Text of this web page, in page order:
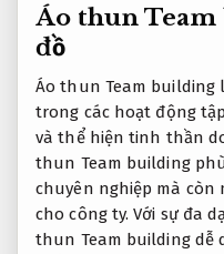
Áo thun
đồ
Áo thun Team
trong các hoạt động
và thể hiện tinh thần
thun Team building
chuyên nghiệp mà
cho công ty. Với sự đa
thun Team building dễ